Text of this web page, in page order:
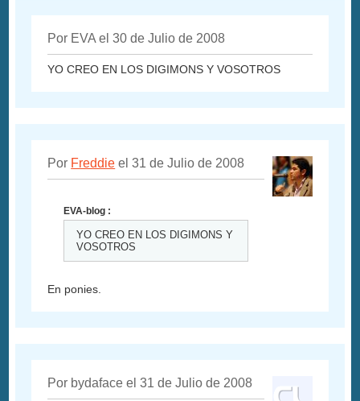
Por EVA el 30 de Julio de 2008
YO CREO EN LOS DIGIMONS Y VOSOTROS
Por Freddie el 31 de Julio de 2008
EVA-blog :
YO CREO EN LOS DIGIMONS Y
VOSOTROS
En ponies.
Por bydaface el 31 de Julio de 2008